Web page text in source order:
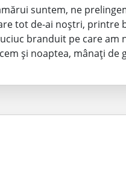
suntem, ne
tot de-ai noștri, printre
branduit pe care am
și noaptea, mânați de